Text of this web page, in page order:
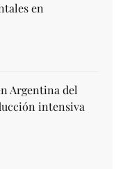
en
Argentina del
intensiva